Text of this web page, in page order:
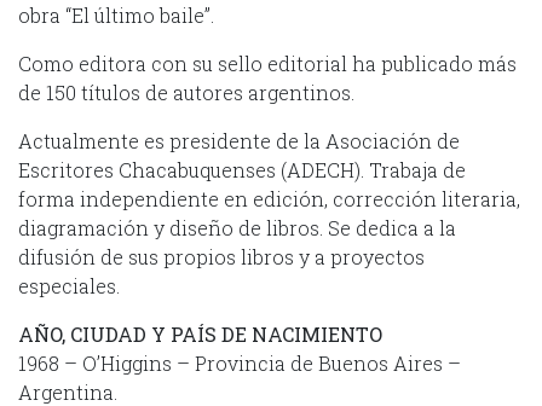
obra “El último baile”.
Como editora con su sello editorial ha publicado más
de 150 títulos de autores argentinos.
Actualmente es presidente de la Asociación de
Escritores Chacabuquenses (ADECH). Trabaja de
forma independiente en edición, corrección literaria,
diagramación y diseño de libros. Se dedica a la
difusión de sus propios libros y a proyectos
especiales.
AÑO, CIUDAD Y PAÍS DE NACIMIENTO
1968 – O’Higgins – Provincia de Buenos Aires –
Argentina.